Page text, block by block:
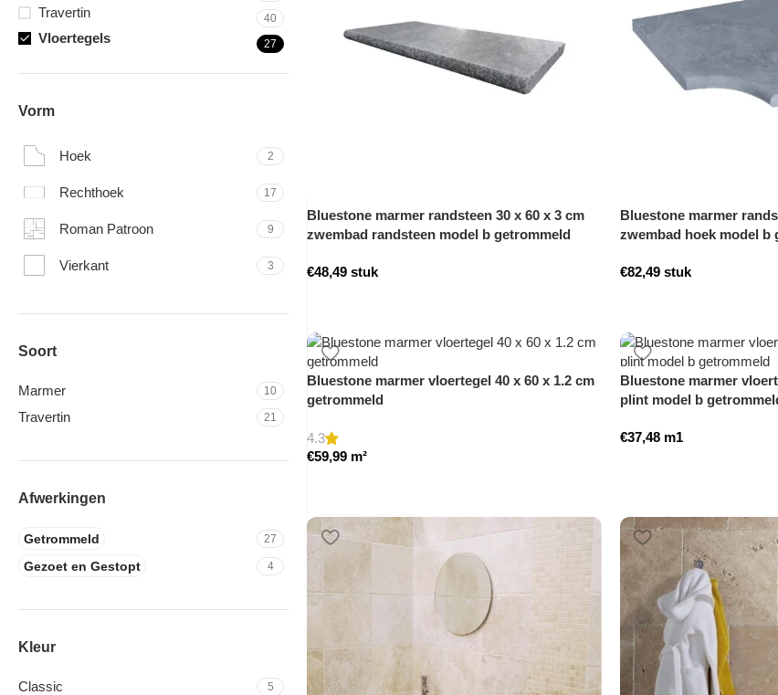
Travertin 40
Vloertegels 27
Vorm
Hoek 2
Rechthoek 17
Roman Patroon 9
Vierkant 3
Soort
Marmer 10
Travertin 21
Afwerkingen
Getrommeld 27
Gezoet en Gestopt 4
Kleur
Classic 5
Bluestone marmer randsteen 30 x 60 x 3 cm
zwembad randsteen model b getrommeld
€48,49 stuk
Bluestone marmer
zwembad hoek model b
€82,49 stuk
Bluestone marmer vloertegel 40 x 60 x 1.2 cm
getrommeld
4.3
€59,99 m²
Bluestone marmer
plint model b
€37,48 m1